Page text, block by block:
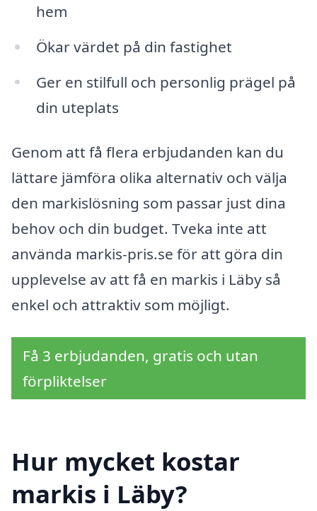
hem
Ökar värdet på din fastighet
Ger en stilfull och personlig prägel på
din uteplats
Genom att få flera erbjudanden kan du
lättare jämföra olika alternativ och välja
den markislösning som passar just dina
behov och din budget. Tveka inte att
använda markis-pris.se för att göra din
upplevelse av att få en markis i Läby så
enkel och attraktiv som möjligt.
Få 3 erbjudanden, gratis och utan
förpliktelser
Hur mycket kostar
markis i Läby?